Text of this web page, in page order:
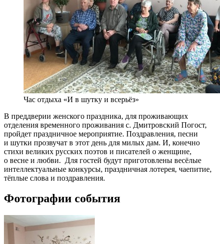
Час отдыха «И в шутку и всерьёз»
В преддверии женского праздника, для проживающих
отделения временного проживания с. Дмитровский Погост,
пройдет праздничное мероприятие. Поздравления, песни
и шутки прозвучат в этот день для милых дам. И, конечно
стихи великих русских поэтов и писателей о женщине,
о весне и любви. Для гостей будут приготовлены весёлые
интеллектуальные конкурсы, праздничная лотерея, чаепитие,
тёплые слова и поздравления.
Фотографии события